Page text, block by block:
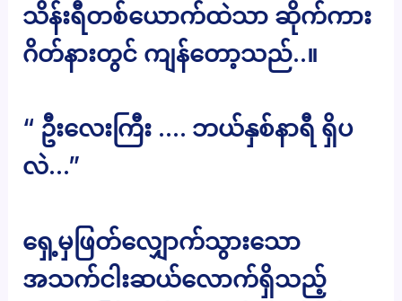
သိန်းရီတစ်ယောက်ထဲသာ ဆိုက်ကား
ဂိတ်နားတွင် ကျန်တော့သည်..။
“ ဦးလေးကြီး …. ဘယ်နှစ်နာရီ ရှိပ
လဲ…”
ရှေ့မှဖြတ်လျှောက်သွားသော
အသက်ငါးဆယ်လောက်ရှိသည့်